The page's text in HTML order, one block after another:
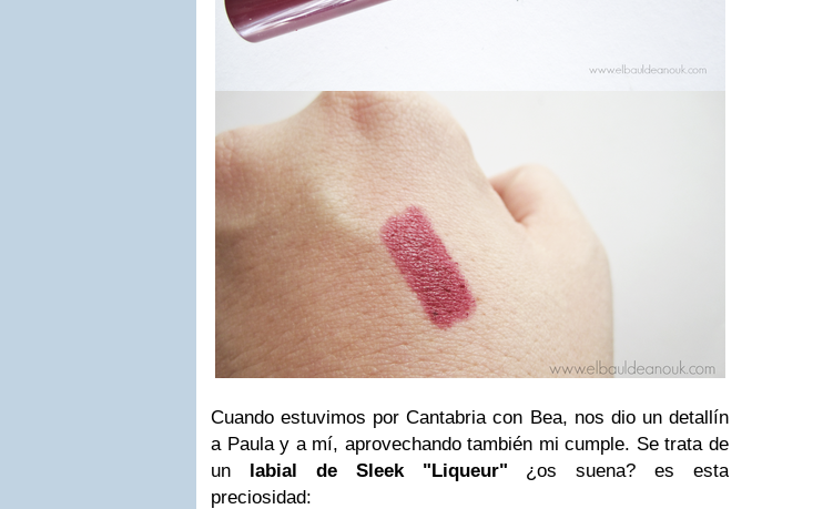
Cuando estuvimos por Cantabria con Bea, nos dio un detallín
a Paula y a mí, aprovechando también mi cumple. Se trata de
un labial de Sleek "Liqueur" ¿os suena? es esta
preciosidad: